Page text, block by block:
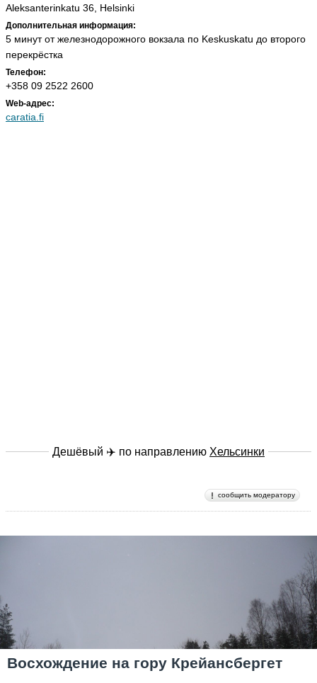
Aleksanterinkatu 36, Helsinki
Дополнительная информация:
5 минут от железнодорожного вокзала по Keskuskatu до второго
перекрёстка
Телефон:
+358 09 2522 2600
Web-адрес:
caratia.fi
Дешёвый ✈️ по направлению Хельсинки
сообщить модератору
Восхождение на гору Крейансбергет